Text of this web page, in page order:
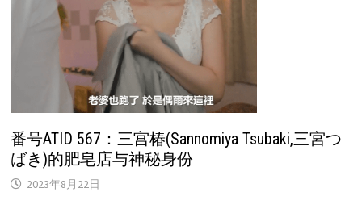
番号ATID 567：三宫椿(Sannomiya Tsubaki,三宮つ
ばき)的肥皂店与神秘身份
2023年8月22日